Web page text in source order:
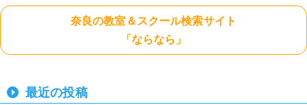
奈良の教室＆スクール検索サイト
「ならなら」
最近の投稿